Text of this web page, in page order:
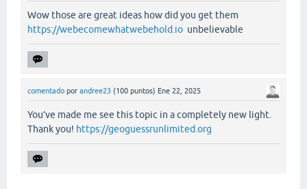
Wow those are great ideas how did you get them
https://webecomewhatwebehold.io unbelievable
comentado por andree23 (100 puntos) Ene 22, 2025
You’ve made me see this topic in a completely new light.
Thank you! https://geoguessrunlimited.org